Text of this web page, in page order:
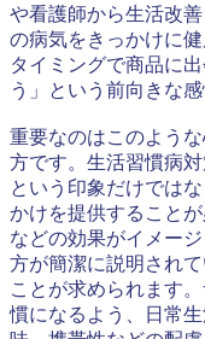
や看護師から生活改
の病気をきっかけに
タイミングで商品に
う」という前向きな
重要なのはこのよう
方です。生活習慣病
という印象だけでは
かけを提供すること
などの効果がイメー
方が簡潔に説明され
ことが求められます
慣になるよう、日常